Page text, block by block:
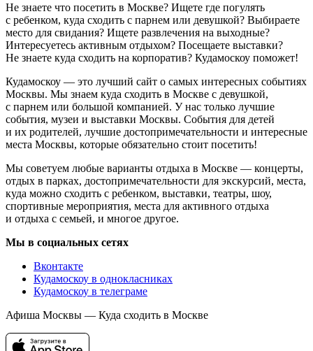
Не знаете что посетить в Москве? Ищете где погулять
с ребенком, куда сходить с парнем или девушкой? Выбираете
место для свидания? Ищете развлечения на выходные?
Интересуетесь активным отдыхом? Посещаете выставки?
Не знаете куда сходить на корпоратив? Кудамоскоу поможет!
Кудамоскоу — это лучший сайт о самых интересных событиях
Москвы. Мы знаем куда сходить в Москве с девушкой,
с парнем или большой компанией. У нас только лучшие
события, музеи и выставки Москвы. События для детей
и их родителей, лучшие достопримечательности и интересные
места Москвы, которые обязательно стоит посетить!
Мы советуем любые варианты отдыха в Москве — концерты,
отдых в парках, достопримечательности для экскурсий, места,
куда можно сходить с ребенком, выставки, театры, шоу,
спортивные мероприятия, места для активного отдыха
и отдыха с семьей, и многое другое.
Мы в социальных сетях
Вконтакте
Кудамоскоу в однокласниках
Кудамоскоу в телеграме
Афиша Москвы — Куда сходить в Москве